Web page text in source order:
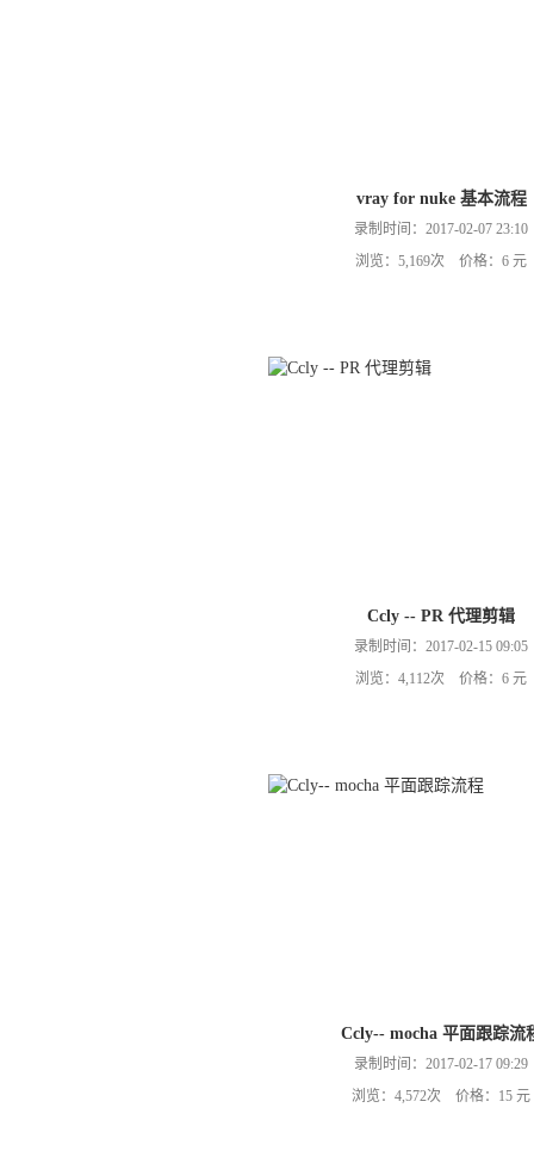
vray for nuke 基本流程
录制时间：2017-02-07 23:10
浏览：5,169次 价格：6 元
Ccly -- PR 代理剪辑
录制时间：2017-02-15 09:05
浏览：4,112次 价格：6 元
Ccly-- mocha 平面跟踪流
录制时间：2017-02-17 09:29
浏览：4,572次 价格：15 元